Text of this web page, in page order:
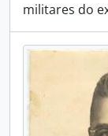
militares do